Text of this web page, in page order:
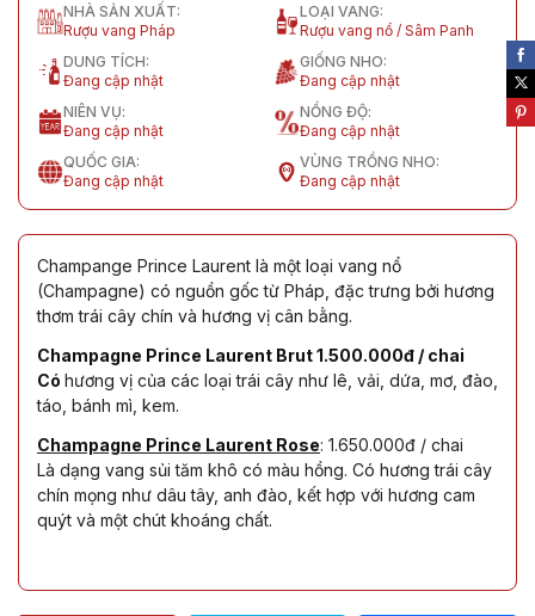
NHÀ SẢN XUẤT:
Rượu vang Pháp
LOẠI VANG:
Rượu vang nổ / Sâm Panh
DUNG TÍCH:
Đang cập nhật
GIỐNG NHO:
Đang cập nhật
NIÊN VỤ:
Đang cập nhật
NỒNG ĐỘ:
Đang cập nhật
QUỐC GIA:
Đang cập nhật
VÙNG TRỒNG NHO:
Đang cập nhật
Champange Prince Laurent là một loại vang nổ
(Champagne) có nguồn gốc từ Pháp, đặc trưng bởi hương
thơm trái cây chín và hương vị cân bằng.
Champagne Prince Laurent Brut 1.500.000đ / chai
Có hương vị của các loại trái cây như lê, vải, dứa, mơ, đào,
táo, bánh mì, kem.
Champagne Prince Laurent Rose: 1.650.000đ / chai
Là dạng vang sủi tăm khô có màu hồng. Có hương trái cây
chín mọng như dâu tây, anh đào, kết hợp với hương cam
quýt và một chút khoáng chất.